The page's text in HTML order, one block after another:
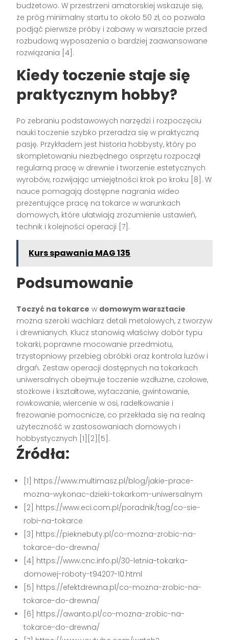
budżetowo. W przestrzeni amatorskiej wskazuje się,
że próg minimalny startu to około 50 zł, co pozwala
podjąć pierwsze próby i zabawy w warsztacie przed
rozbudową wyposażenia o bardziej zaawansowane
rozwiązania [4].
Kiedy toczenie staje się
praktycznym hobby?
Po zebraniu podstawowych narzędzi i rozpoczęciu
nauki toczenie szybko przeradza się w praktyczną
pasję. Przykładem jest historia hobbysty, który po
skompletowaniu niezbędnego osprzętu rozpoczął
regularną pracę w drewnie i tworzenie estetycznych
wyrobów, rozwijając umiejętności krok po kroku [8]. W
nauce pomagają dostępne nagrania wideo
prezentujące pracę na tokarce w warunkach
domowych, które ułatwiają zrozumienie ustawień,
technik i kolejności operacji [7].
Kurs spawania MAG 135
Podsumowanie
Toczyć na tokarce w domowym warsztacie
można szeroki wachlarz detali metalowych, z tworzyw
i drewnianych. Klucz stanowią właściwy dobór typu
tokarki, poprawne mocowanie przedmiotu,
trzystopniowy przebieg obróbki oraz kontrola luzów i
drgań. Zestaw operacji dostępnych na tokarkach
uniwersalnych obejmuje toczenie wzdłużne, czołowe,
stożkowe i kształtowe, wytaczanie, gwintowanie,
rowkowanie, wiercenie w osi, radełkowanie i
frezowanie pomocnicze, co przekłada się na realną
użyteczność w zastosowaniach domowych i
hobbystycznych [1][2][5].
Źródła:
[1] https://www.multimasz.pl/blog/jakie-prace-
mozna-wykonac-dzieki-tokarkom-uniwersalnym
[2] https://www.eci.com.pl/poradnik/tag/co-sie-
robi-na-tokarce
[3] https://pieknebuty.pl/co-mozna-zrobic-na-
tokarce-do-drewna/
[4] https://www.cnc.info.pl/30-letnia-tokarka-
domowej-roboty-t94207-10.html
[5] https://efektdrewna.pl/co-mozna-zrobic-na-
tokarce-do-drewna/
[6] https://awanto.pl/co-mozna-zrobic-na-
tokarce-do-drewna/